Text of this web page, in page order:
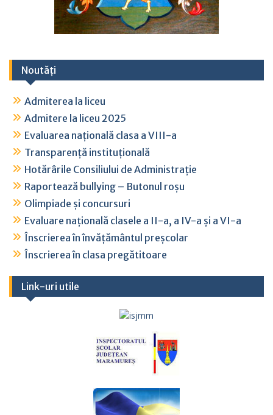
Noutăți
Admiterea la liceu
Admitere la liceu 2025
Evaluarea națională clasa a VIII-a
Transparență instituțională
Hotărârile Consiliului de Administrație
Raportează bullying – Butonul roșu
Olimpiade și concursuri
Evaluare națională clasele a II-a, a IV-a și a VI-a
Înscrierea în învățământul preșcolar
Înscrierea în clasa pregătitoare
Link-uri utile